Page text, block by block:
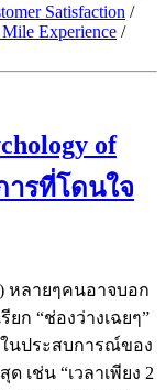
Satisfaction /
Experience /
of
ารที่โดนใจ
หลายๆคนอาจบอก
ก “ช่องว่างเฉยๆ”
นประสบการณ์ของ
เช่น “เวลาเพียง 2